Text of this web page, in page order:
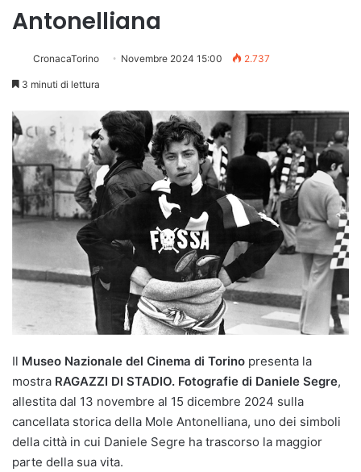
Antonelliana
CronacaTorino Novembre 2024 15:00 2.737
3 minuti di lettura
Il Museo Nazionale del Cinema di Torino presenta la
mostra RAGAZZI DI STADIO. Fotografie di Daniele Segre,
allestita dal 13 novembre al 15 dicembre 2024 sulla
cancellata storica della Mole Antonelliana, uno dei simboli
della città in cui Daniele Segre ha trascorso la maggior
parte della sua vita.